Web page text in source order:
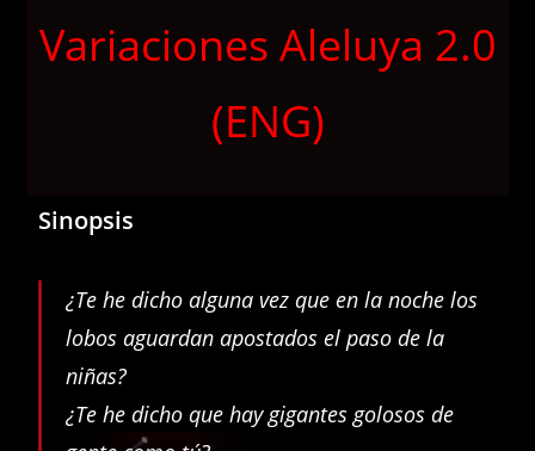
Variaciones Aleluya 2.0
(ENG)
Sinopsis
¿Te he dicho alguna vez que en la noche los
lobos aguardan apostados el paso de la
niñas?
¿Te he dicho que hay gigantes golosos de